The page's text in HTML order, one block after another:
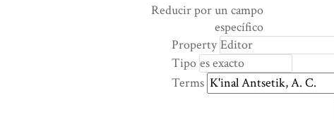
Reducir por un campo
específico
Search Property
Tipo de búsqueda
Términos de búsqueda
Ensamblador de Búsqueda
Property
Tipo
Terms